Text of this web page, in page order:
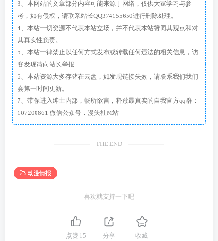
3、本网站的文章部分内容可能来源于网络，仅供大家学习与参
考，如有侵权，请联系站长QQ374155650进行删除处理。
4、本站一切资源不代表本站立场，并不代表本站赞同其观点和对
其真实性负责。
5、本站一律禁止以任何方式发布或转载任何违法的相关信息，访
客发现请向站长举报
6、本站资源大多存储在云盘，如发现链接失效，请联系我们我们
会第一时间更新。
7、带你进入绅士内部，畅所欲言，释放最真实的自我官方qq群：
167200861 微信公众号：漫头社M站
THE END
动漫情报
喜欢就支持一下吧
点赞 15 分享 收藏